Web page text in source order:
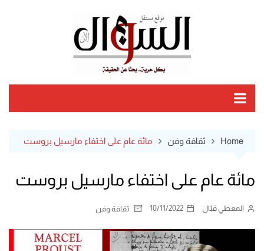
Home ثقافة وفن مائة عام على اختفاء مارسيل بروست
مائة عام على اختفاء مارسيل بروست
المعطي قبّال 10/11/2022 ثقافة وفن